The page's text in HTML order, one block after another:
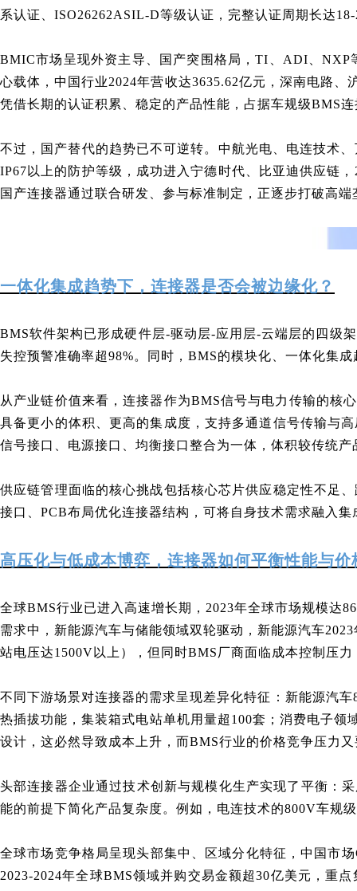
系认证、ISO26262ASIL-D等级认证，完整认证周期长达
BMIC市场呈现外资主导、国产突围格局，TI、ADI、NXP
心载体，中国行业2024年营收达3635.62亿元，深南电路
凭借长期的认证积累、稳定的产品性能，占据车规级BMS
不过，国产替代的趋势已不可逆转。中航光电、电连技术
IP67以上的防护等级，成功进入宁德时代、比亚迪供应链
国产连接器通过联合研发、参与标准制定，正逐步打破高端
一体化集成趋势下，连接器是否会被边缘化？
BMS软件架构已形成硬件层-驱动层-应用层-云端层的四级
失控预警准确率超98%。同时，BMS的模块化、一体化集
从产业链价值来看，连接器作为BMS信号与电力传输的核
具备更小的体积、更高的集成度，支持多通道信号传输与
信号接口、电源接口、均衡接口整合为一体，体积较传统
供应链管理面临的核心挑战包括核心芯片供应稳定性不足
接口、PCB布局优化连接器结构，可将自身技术需求融入
高压化与低成本博弈，连接器如何平衡性能与价
全球BMS行业已进入高速增长期，2023年全球市场规模达
需求中，新能源汽车与储能领域双轮驱动，新能源汽车
站电压达1500V以上），但同时BMS厂商面临成本控制压
不同下游场景对连接器的需求呈现差异化特征：新能源汽
热插拔功能，集装箱式电站单机用量超100套；消费电子
设计，这必然导致成本上升，而BMS行业的价格竞争压力
头部连接器企业通过技术创新与规模化生产实现了平衡：
能的前提下简化产品复杂度。例如，电连技术的800V车规
全球市场竞争格局呈现头部集中、区域分化特征，中国市
2023-2024年全球BMS领域并购交易金额超30亿美元，重